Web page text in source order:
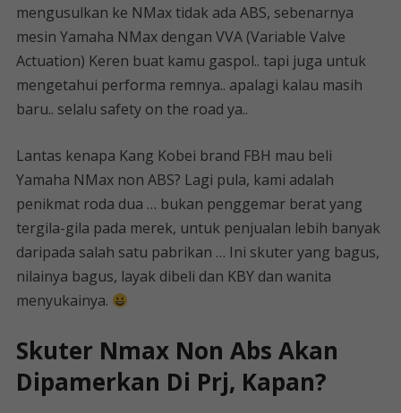
mengusulkan ke NMax tidak ada ABS, sebenarnya
mesin Yamaha NMax dengan VVA (Variable Valve
Actuation) Keren buat kamu gaspol.. tapi juga untuk
mengetahui performa remnya.. apalagi kalau masih
baru.. selalu safety on the road ya..
Lantas kenapa Kang Kobei brand FBH mau beli
Yamaha NMax non ABS? Lagi pula, kami adalah
penikmat roda dua … bukan penggemar berat yang
tergila-gila pada merek, untuk penjualan lebih banyak
daripada salah satu pabrikan … Ini skuter yang bagus,
nilainya bagus, layak dibeli dan KBY dan wanita
menyukainya.
Skuter Nmax Non Abs Akan
Dipamerkan Di Prj, Kapan?